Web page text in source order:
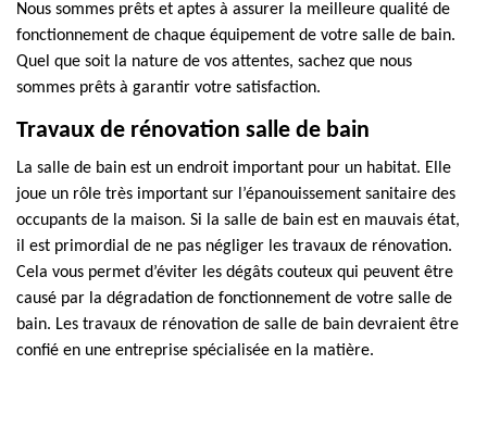
Nous sommes prêts et aptes à assurer la meilleure qualité de
fonctionnement de chaque équipement de votre salle de bain.
Quel que soit la nature de vos attentes, sachez que nous
sommes prêts à garantir votre satisfaction.
Travaux de rénovation salle de bain
La salle de bain est un endroit important pour un habitat. Elle
joue un rôle très important sur l’épanouissement sanitaire des
occupants de la maison. Si la salle de bain est en mauvais état,
il est primordial de ne pas négliger les travaux de rénovation.
Cela vous permet d’éviter les dégâts couteux qui peuvent être
causé par la dégradation de fonctionnement de votre salle de
bain. Les travaux de rénovation de salle de bain devraient être
confié en une entreprise spécialisée en la matière.